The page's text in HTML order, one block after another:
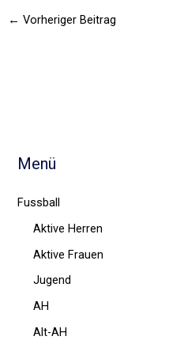
← Vorheriger Beitrag
Menü
Fussball
Aktive Herren
Aktive Frauen
Jugend
AH
Alt-AH